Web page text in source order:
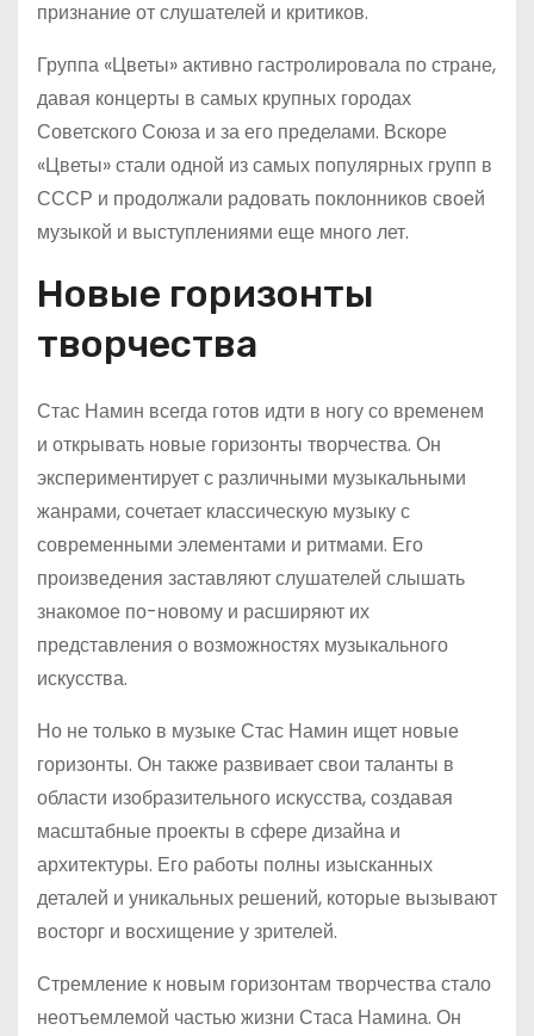
признание от слушателей и критиков.
Группа «Цветы» активно гастролировала по стране,
давая концерты в самых крупных городах
Советского Союза и за его пределами. Вскоре
«Цветы» стали одной из самых популярных групп в
СССР и продолжали радовать поклонников своей
музыкой и выступлениями еще много лет.
Новые горизонты
творчества
Стас Намин всегда готов идти в ногу со временем
и открывать новые горизонты творчества. Он
экспериментирует с различными музыкальными
жанрами, сочетает классическую музыку с
современными элементами и ритмами. Его
произведения заставляют слушателей слышать
знакомое по-новому и расширяют их
представления о возможностях музыкального
искусства.
Но не только в музыке Стас Намин ищет новые
горизонты. Он также развивает свои таланты в
области изобразительного искусства, создавая
масштабные проекты в сфере дизайна и
архитектуры. Его работы полны изысканных
деталей и уникальных решений, которые вызывают
восторг и восхищение у зрителей.
Стремление к новым горизонтам творчества стало
неотъемлемой частью жизни Стаса Намина. Он